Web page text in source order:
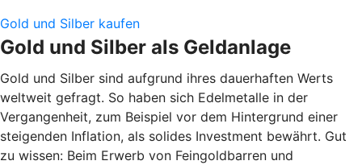
Gold und Silber kaufen
Gold und Silber als Geldanlage
Gold und Silber sind aufgrund ihres dauerhaften Werts
weltweit gefragt. So haben sich Edelmetalle in der
Vergangenheit, zum Beispiel vor dem Hintergrund einer
steigenden Inflation, als solides Investment bewährt. Gut
zu wissen: Beim Erwerb von Feingoldbarren und